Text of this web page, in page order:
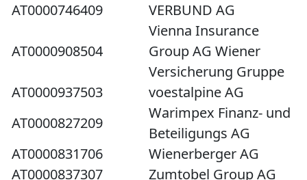
AT0000746409
VERBUND AG
AT0000908504
Vienna Insurance
Group AG Wiener
Versicherung Gruppe
AT0000937503
voestalpine AG
AT0000827209
Warimpex Finanz- und
Beteiligungs AG
AT0000831706
Wienerberger AG
AT0000837307
Zumtobel Group AG